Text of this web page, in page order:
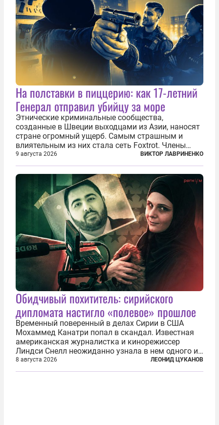
На полставки в пиццерию: как 17-летний
Генерал отправил убийцу за море
Этнические криминальные сообщества,
созданные в Швеции выходцами из Азии, наносят
стране огромный ущерб. Самым страшным и
влиятельным из них стала сеть Foxtrot. Члены
этой сети не только убивают и грабят шведов,
подсаживают их на наркотики, но и совершают
нечто еще даже более страшное — массово...
9 августа 2026 ВИКТОР ЛАВРИНЕНКО
Обидчивый похититель: сирийского
дипломата настигло «полевое» прошлое
Временный поверенный в делах Сирии в США
Мохаммед Канатри попал в скандал. Известная
американская журналистка и кинорежиссер
Линдси Снелл неожиданно узнала в нем одного из
бандитов, похитивших ее в сирийском Алеппо в
2016 году. Журналистка убеждена, что Канатри, в
8 августа 2026 ЛЕОНИД ЦУКАНОВ